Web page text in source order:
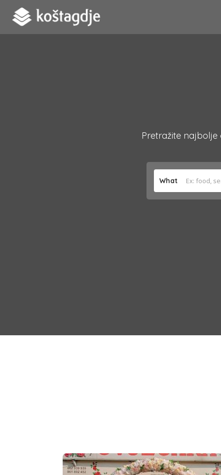
Pretražite najbolje
What